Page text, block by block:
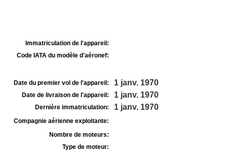
Immatriculation de l'appareil:
Code IATA du modèle d'aéronef:
Date du premier vol de l'appareil: 1 janv. 1970
Date de livraison de l'appareil: 1 janv. 1970
Dernière immatriculation: 1 janv. 1970
Compagnie aérienne exploitante:
Nombre de moteurs:
Type de moteur: